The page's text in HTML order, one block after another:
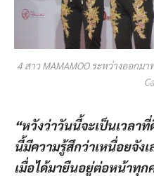
4 สาว MAMAMOO ระหว่างออก
“หวังว่าวันนี้จะเป็นเวลา
นี้มีความรู้สึกว่าเหนื่อยจัง
เมื่อได้มายืนอยู่ต่อหน้าทุ